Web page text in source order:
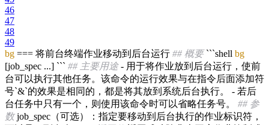
46
47
48
49
bg === 将前台终端作业移动到后台运行 ## 概要```shell bg
[job_spec ...] ``` ## 主要用途- 用于将作业放到后台运行，使前
台可以执行其他任务。该命令的运行效果与在指令后面添加符
号`&`的效果是相同的，都是将其放到系统后台执行。 - 若后
台任务中只有一个，则使用该命令时可以省略任务号。 ## 参
数job_spec（可选）：指定要移动到后台执行的作业标识符，